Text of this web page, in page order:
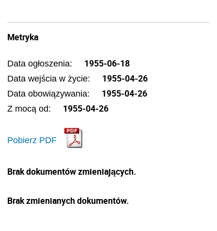
Metryka
Data ogłoszenia: 1955-06-18
Data wejścia w życie: 1955-04-26
Data obowiązywania: 1955-04-26
Z mocą od: 1955-04-26
Pobierz PDF
Brak dokumentów zmieniających.
Brak zmienianych dokumentów.